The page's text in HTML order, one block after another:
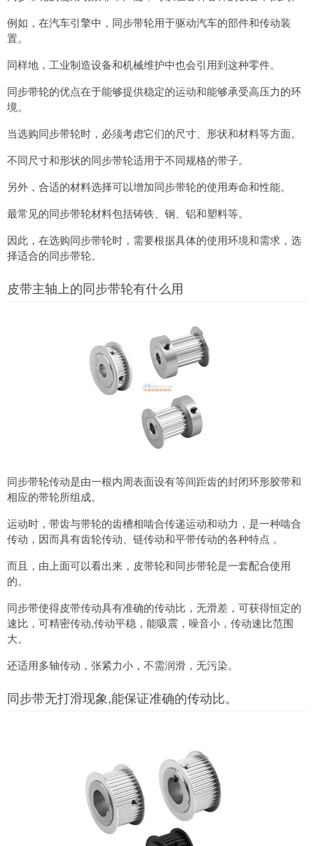
例如，在汽车引擎中，同步带轮用于驱动汽车的部件和传动装
置。
同样地，工业制造设备和机械维护中也会引用到这种零件。
同步带轮的优点在于能够提供稳定的运动和能够承受高压力的环
境。
当选购同步带轮时，必须考虑它们的尺寸、形状和材料等方面。
不同尺寸和形状的同步带轮适用于不同规格的带子。
另外，合适的材料选择可以增加同步带轮的使用寿命和性能。
最常见的同步带轮材料包括铸铁、钢、铝和塑料等。
因此，在选购同步带轮时，需要根据具体的使用环境和需求，选
择适合的同步带轮。
皮带主轴上的同步带轮有什么用
同步带轮传动是由一根内周表面设有等间距齿的封闭环形胶带和
相应的带轮所组成。
运动时，带齿与带轮的齿槽相啮合传递运动和动力，是一种啮合
传动，因而具有齿轮传动、链传动和平带传动的各种特点 。
而且，由上面可以看出来，皮带轮和同步带轮是一套配合使用
的。
同步带使得皮带传动具有准确的传动比，无滑差，可获得恒定的
速比，可精密传动,传动平稳，能吸震，噪音小，传动速比范围
大。
还适用多轴传动，张紧力小，不需润滑，无污染。
同步带无打滑现象,能保证准确的传动比。